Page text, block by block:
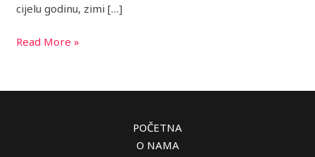
cijelu godinu, zimi […]
Read More »
POČETNA
O NAMA